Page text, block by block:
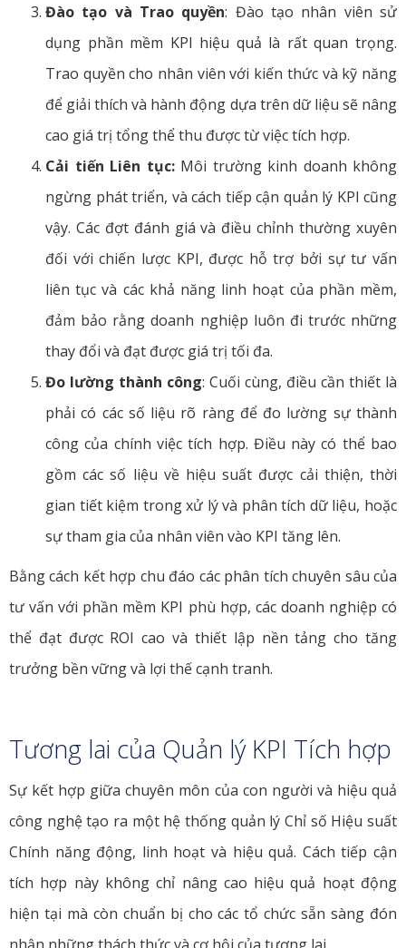
Đào tạo và Trao quyền: Đào tạo nhân viên sử
dụng phần mềm KPI hiệu quả là rất quan trọng.
Trao quyền cho nhân viên với kiến thức và kỹ năng
để giải thích và hành động dựa trên dữ liệu sẽ nâng
cao giá trị tổng thể thu được từ việc tích hợp.
Cải tiến Liên tục:Môi trường kinh doanh không
ngừng phát triển, và cách tiếp cận quản lý KPI cũng
vậy. Các đợt đánh giá và điều chỉnh thường xuyên
đối với chiến lược KPI, được hỗ trợ bởi sự tư vấn
liên tục và các khả năng linh hoạt của phần mềm,
đảm bảo rằng doanh nghiệp luôn đi trước những
thay đổi và đạt được giá trị tối đa.
Đo lường thành công: Cuối cùng, điều cần thiết là
phải có các số liệu rõ ràng để đo lường sự thành
công của chính việc tích hợp. Điều này có thể bao
gồm các số liệu về hiệu suất được cải thiện, thời
gian tiết kiệm trong xử lý và phân tích dữ liệu, hoặc
sự tham gia của nhân viên vào KPI tăng lên.
Bằng cách kết hợp chu đáo các phân tích chuyên sâu của
tư vấn với phần mềm KPI phù hợp, các doanh nghiệp có
thể đạt được ROI cao và thiết lập nền tảng cho tăng
trưởng bền vững và lợi thế cạnh tranh.
Tương lai của Quản lý KPI Tích hợp
Sự kết hợp giữa chuyên môn của con người và hiệu quả
công nghệ tạo ra một hệ thống quản lý Chỉ số Hiệu suất
Chính năng động, linh hoạt và hiệu quả. Cách tiếp cận
tích hợp này không chỉ nâng cao hiệu quả hoạt động
hiện tại mà còn chuẩn bị cho các tổ chức sẵn sàng đón